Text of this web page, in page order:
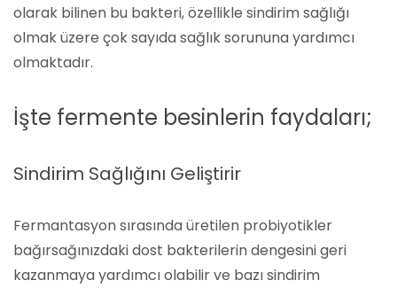
olarak bilinen bu bakteri, özellikle sindirim sağlığı
olmak üzere çok sayıda sağlık sorununa yardımcı
olmaktadır.
İşte fermente besinlerin faydaları;
Sindirim Sağlığını Geliştirir
Fermantasyon sırasında üretilen probiyotikler
bağırsağınızdaki dost bakterilerin dengesini geri
kazanmaya yardımcı olabilir ve bazı sindirim